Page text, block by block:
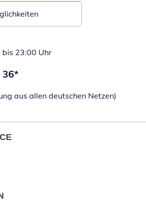
bis 23:00 Uhr
36*
aus allen deutschen Netzen)